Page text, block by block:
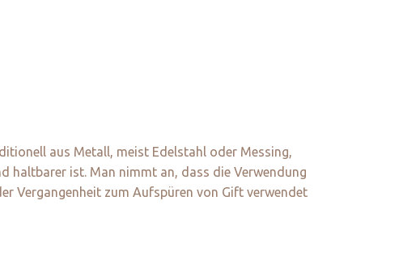
aus Metall, meist Edelstahl oder Messing,
haltbarer ist. Man nimmt an, dass die Verwendung
Vergangenheit zum Aufspüren von Gift verwendet